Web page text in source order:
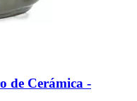
de Cerámica -​